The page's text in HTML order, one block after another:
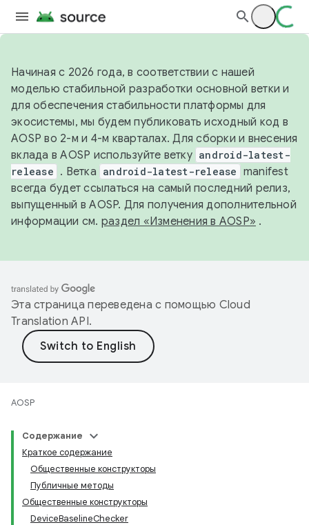
Начиная с 2026 года, в соответствии с нашей
моделью стабильной разработки основной ветки и
для обеспечения стабильности платформы для
экосистемы, мы будем публиковать исходный код в
AOSP во 2-м и 4-м кварталах. Для сборки и внесения
вклада в AOSP используйте ветку android-latest-
release . Ветка android-latest-release manifest
всегда будет ссылаться на самый последний релиз,
выпущенный в AOSP. Для получения дополнительной
информации см. раздел «Изменения в AOSP» .
Эта страница переведена с помощью Cloud
Translation API.
AOSP
Содержание
Краткое содержание
Общественные конструкторы
Публичные методы
Общественные конструкторы
DeviceBaselineChecker